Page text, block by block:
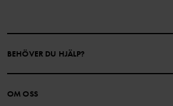
BEHÖVER DU HJÄLP?
KONTAKTA OSS
OM OSS